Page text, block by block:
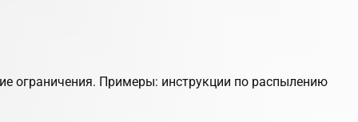
ограничения. Примеры: инструкции по распылению